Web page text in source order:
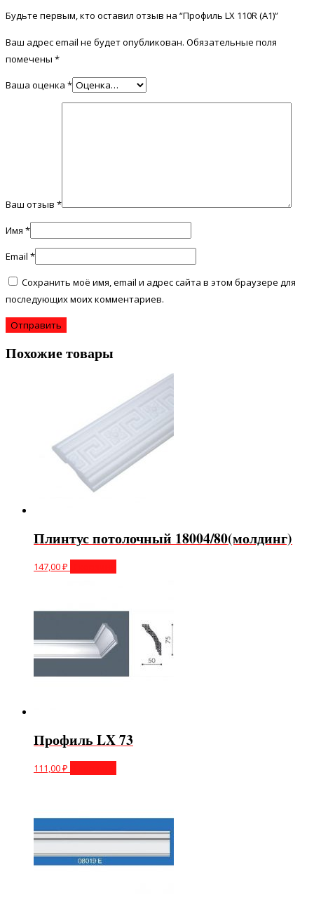
Будьте первым, кто оставил отзыв на “Профиль LX 110R (А1)”
Ваш адрес email не будет опубликован. Обязательные поля
помечены *
Ваша оценка *
Ваш отзыв *
Имя *
Email *
Сохранить моё имя, email и адрес сайта в этом браузере для
последующих моих комментариев.
Похожие товары
Плинтус потолочный 18004/80(молдинг)
147,00₽
Профиль LX 73
111,00₽